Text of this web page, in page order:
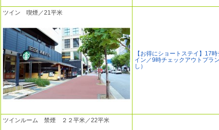
ツイン 喫煙／21平米
【お得にショートステイ】17
イン／9時チェックアウトプラ
し）
ツインルーム 禁煙 ２２平米／22平米